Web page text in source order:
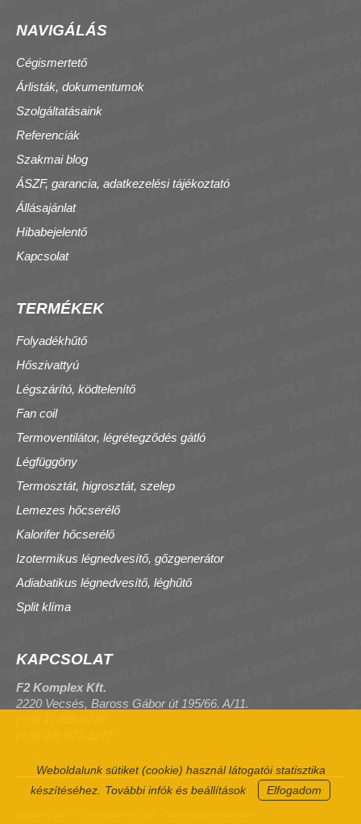
Weboldalunk sütiket (cookie) használ látogatói statisztika
készítéséhez.
További infók és beállítások Elfogadom
NAVIGÁLÁS
Cégismertető
Árlisták, dokumentumok
Szolgáltatásaink
Referenciák
Szakmai blog
ÁSZF, garancia, adatkezelési tájékoztató
Állásajánlat
Hibabejelentő
Kapcsolat
TERMÉKEK
Folyadékhűtő
Hőszivattyú
Légszárító, ködtelenítő
Fan coil
Termoventilátor, légrétegződés gátló
Légfüggöny
Termosztát, higrosztát, szelep
Lemezes hőcserélő
Kalorifer hőcserélő
Izotermikus légnedvesítő, gőzgenerátor
Adiabatikus légnedvesítő, léghűtő
Split klíma
KAPCSOLAT
F2 Komplex Kft.
2220 Vecsés, Baross Gábor út 195/66. A/11.